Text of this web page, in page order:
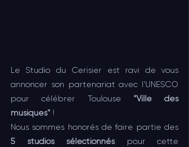
Le Studio du Cerisier est ravi de vous
annoncer son partenariat avec l'UNESCO
pour célébrer Toulouse "Ville des
musiques" !
Nous sommes honorés de faire partie des
5 studios sélectionnés pour cette